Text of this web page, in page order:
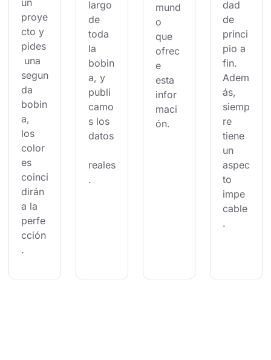
un
proye
cto y
pides
una
segun
da
bobin
a,
los
color
es
coinci
dirán
a la
perfe
cción
.
largo
de
toda
la
bobin
a, y
publi
camo
s los
datos
reales
.
mund
o
que
ofrec
e
esta
infor
maci
ón.
dad
de
princi
pio a
fin.
Adem
ás,
siemp
re
tiene
un
aspec
to
impe
cable
.